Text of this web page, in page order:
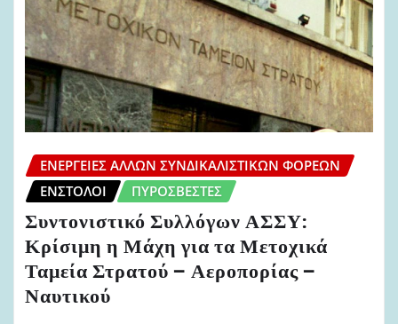
ΕΝΈΡΓΕΙΕΣ ΆΛΛΩΝ ΣΥΝΔΙΚΑΛΙΣΤΙΚΏΝ ΦΟΡΈΩΝ
ΈΝΣΤΟΛΟΙ
ΠΥΡΟΣΒΈΣΤΕΣ
Συντονιστικό Συλλόγων ΑΣΣΥ:
Κρίσιμη η Μάχη για τα Μετοχικά
Ταμεία Στρατού – Αεροπορίας –
Ναυτικού